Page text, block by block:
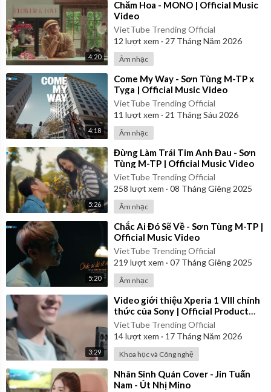
uyện cũ xin đừng kể ai hay, có thuộc cũng đừng hát tặng anh bài n
ày.
Anh rất tốt thế nhưng thà đừng gặp vui hơn
Em rất tiếc thế nhưng thà làm người cô đơn
Sẽ chẳng phải thốt lên hài hước như lúc này
Rằng mẹ anh bắt chia tay
Anh cũng rất tốt thế nhưng mình chẳng hợp nhau đâu
Em có chút tiếc nuối khi mình chẳng phải cô dâu
Em sẽ ghé đám cưới anh và nói lời này:
“Chúc anh hạnh phúc, chỉ một ngày!”
…
Hãy sống tốt nhé anh…
Em rất tiếc thế nhưng…
Hãy sống tốt nhé anh…
Vì mẹ anh bắt chia tay.
4:20
⁣Chăm Hoa - MONO | Official Music
Video
VietTube Trending Official
12 lượt xem · 27 Tháng Năm 2026
Âm nhạc
4:18
⁣Come My Way - Sơn Tùng M-TP x
Tyga | Official Music Video
VietTube Trending Official
11 lượt xem · 21 Tháng Sáu 2026
Âm nhạc
5:26
⁣Đừng Làm Trái Tim Anh Đau - Sơn
Tùng M-TP | Official Music Video
VietTube Trending Official
258 lượt xem · 08 Tháng Giêng 2025
Âm nhạc
5:20
⁣Chắc Ai Đó Sẽ Về - Sơn Tùng M-TP |
Official Music Video
VietTube Trending Official
219 lượt xem · 07 Tháng Giêng 2025
Âm nhạc
3:29
⁣Video giới thiệu Xperia 1 VIII chính
thức của Sony | Official Product
Video
VietTube Trending Official
14lượt xem · 17 Tháng Năm 2026
Khoa học và Công nghệ
⁣Nhân Sinh Quán Cover - Jin Tuấn
Nam - Út Nhị Mino